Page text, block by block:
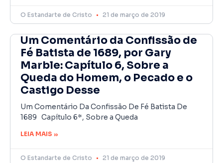
O Estandarte de Cristo 21 de março de 2019
Um Comentário da Confissão de
Fé Batista de 1689, por Gary
Marble: Capítulo 6, Sobre a
Queda do Homem, o Pecado e o
Castigo Desse
Um Comentário Da Confissão De Fé Batista De
1689 Capítulo 6*, Sobre a Queda
LEIA MAIS »
O Estandarte de Cristo 21 de março de 2019